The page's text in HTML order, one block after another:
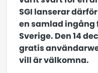
SGI lanserar
en samlad ingång
Sverige. Den 14
gratis
vill är välkomna.